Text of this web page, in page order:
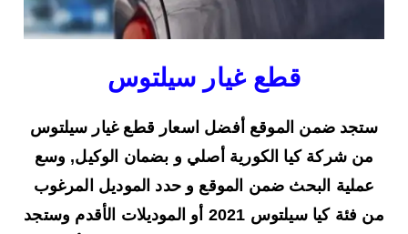
قطع غيار سيلتوس
ستجد ضمن الموقع أفضل اسعار قطع غيار سيلتوس
من شركة كيا الكورية أصلي و بضمان الوكيل, وسع
عملية البحث ضمن الموقع و حدد الموديل المرغوب
من فئة كيا سيلتوس 2021 أو الموديلات الأقدم وستجد